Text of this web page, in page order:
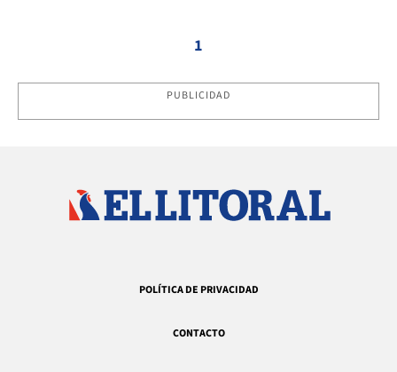
1
PUBLICIDAD
POLÍTICA DE PRIVACIDAD
CONTACTO